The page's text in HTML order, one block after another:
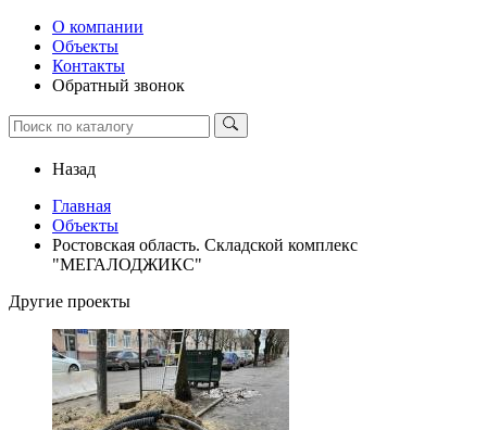
О компании
Объекты
Контакты
Обратный звонок
Назад
Главная
Объекты
Ростовская область. Складской комплекс
"МЕГАЛОДЖИКС"
Другие проекты